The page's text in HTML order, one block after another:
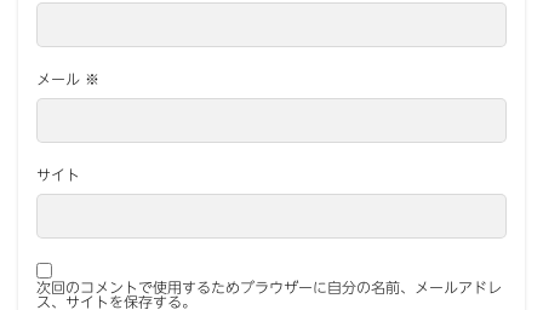
メール ※
サイト
次回のコメントで使用するためブラウザーに自分の名前、メールアドレ
ス、サイトを保存する。